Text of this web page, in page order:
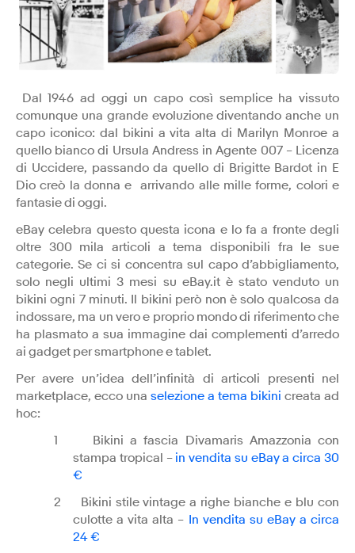
Dal 1946 ad oggi un capo così semplice ha vissuto
comunque una grande evoluzione diventando anche un
capo iconico: dal bikini a vita alta di Marilyn Monroe a
quello bianco di Ursula Andress in Agente 007 – Licenza
di Uccidere, passando da quello di Brigitte Bardot in E
Dio creò la donna e arrivando alle mille forme, colori e
fantasie di oggi.
eBay celebra questo questa icona e lo fa a fronte degli
oltre 300 mila articoli a tema disponibili fra le sue
categorie. Se ci si concentra sul capo d’abbigliamento,
solo negli ultimi 3 mesi su eBay.it è stato venduto un
bikini ogni 7 minuti. Il bikini però non è solo qualcosa da
indossare, ma un vero e proprio mondo di riferimento che
ha plasmato a sua immagine dai complementi d’arredo
ai gadget per smartphone e tablet.
Per avere un’idea dell’infinità di articoli presenti nel
marketplace, ecco una selezione a tema bikini creata ad
hoc:
1
Bikini a fascia Divamaris Amazzonia con
stampa tropical – in vendita su eBay a circa 30
€
2
Bikini stile vintage a righe bianche e blu con
culotte a vita alta – In vendita su eBay a circa
24 €